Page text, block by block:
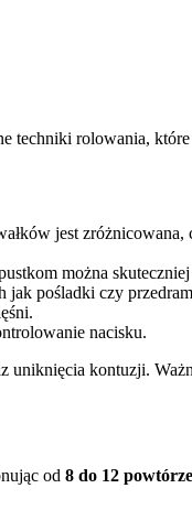
techniki rolowania,
jest
można
jak pośladki czy
nacisku.
uniknięcia kontuzji.
od 8 do 12